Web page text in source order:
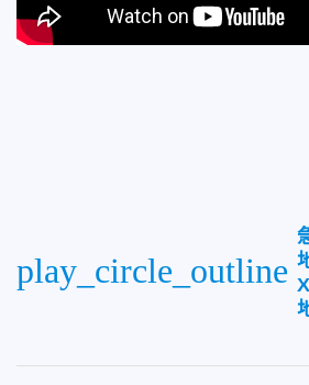
play_circle_outline